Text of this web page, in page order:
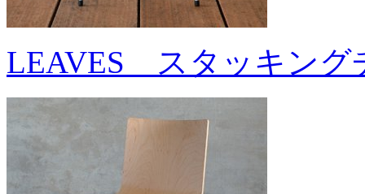
LEAVES スタッキング